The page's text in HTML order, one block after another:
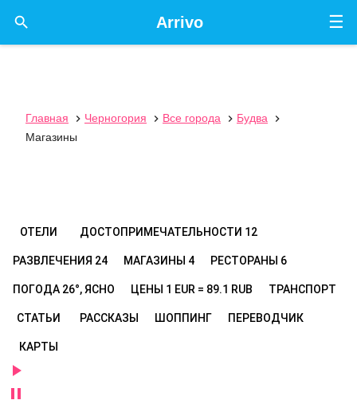
☰
Arrivo

Главная  Черногория  Все города  Будва

Магазины
ОТЕЛИ ДОСТОПРИМЕЧАТЕЛЬНОСТИ 12
РАЗВЛЕЧЕНИЯ 24 МАГАЗИНЫ 4 РЕСТОРАНЫ 6
ПОГОДА 26°, ЯСНО ЦЕНЫ 1 EUR = 89.1 RUB ТРАНСПОРТ
СТАТЬИ РАССКАЗЫ ШОППИНГ ПЕРЕВОДЧИК
КАРТЫ

